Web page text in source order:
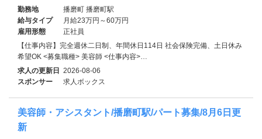
勤務地
播磨町 播磨町駅
給与タイプ
月給23万円～60万円
雇用形態
正社員
【仕事内容】完全週休二日制、年間休日114日 社会保険完備、土日休み
希望OK <募集職種> 美容師 <仕事内容>…
求人の更新日 2026-08-06
スポンサー
求人ボックス
美容師・アシスタント/播磨町駅/パート募集/8月6日更
新